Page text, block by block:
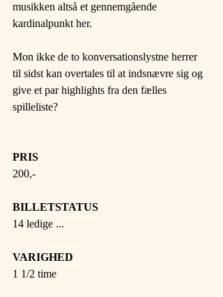
musikken altså et gennemgående
kardinalpunkt her.
Mon ikke de to konversationslystne herrer
til sidst kan overtales til at indsnævre sig og
give et par highlights fra den fælles
spilleliste?
PRIS
200,-
BILLETSTATUS
14 ledige ...
VARIGHED
1 1/2 time